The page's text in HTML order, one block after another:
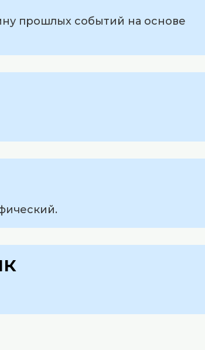
прошлых событий на основе